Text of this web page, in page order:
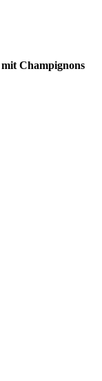
Champignons